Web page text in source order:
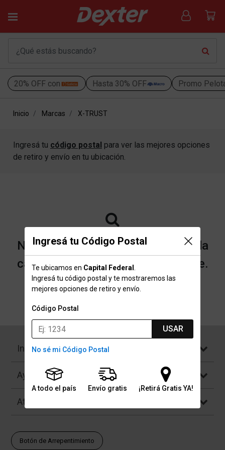
20% OFF con Hasta 30% OFF Promo
Ingresá tu Código Postal
Te ubicamos en Capital Federal
Ingresá tu código postal y te mostraremos las
mejores opciones de retiro y envío.
Código Postal
USAR
No sé mi Código Postal
A todo el país Envío gratis ¡Retirá Gratis YA!
Inicio Marcas X-TRUST
Ingresá tu código postal para ver las mejores opciones
de retiro y envío en tu ubicación.
No encontramos resultados para la
categoría "X-TRUST" que buscaste.
Institucional
Ayuda
Atención al Cliente
Botón de Arrepentimiento